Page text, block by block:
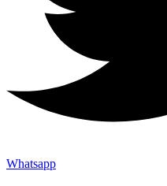
Whatsapp